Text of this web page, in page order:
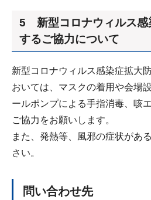
5 新型コロナウィルス感
するご協力について
新型コロナウィルス感染症拡大
おいては、マスクの着用や会場
ールポンプによる手指消毒、咳
ご協力をお願いします。
また、発熱等、風邪の症状があ
さい。
問い合わせ先